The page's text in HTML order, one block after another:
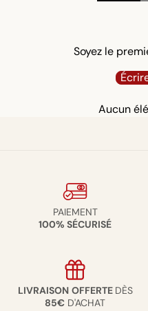
Soyez le
Aucun
PAIEMENT
100% SÉCURISÉ
LIVRAISON OFFERTE DÈS
85€ D'ACHAT